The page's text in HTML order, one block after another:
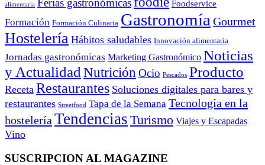
alimentaria Ferias gastronómicas Foodservice
Formación Formación Culinaria Gastronomía Gourmet
Hostelería Hábitos saludables Innovación alimentaria
Jornadas gastronómicas Marketing Gastronómico Noticias
y Actualidad Nutrición Ocio Pescados Producto
Receta Restaurantes Soluciones digitales para bares y
restaurantes Streetfood Tapa de la Semana Tecnología en la
hostelería Tendencias Turismo Viajes y Escapadas
Vino
SUSCRIPCION AL MAGAZINE